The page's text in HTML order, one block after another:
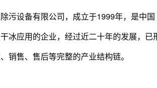
污设备有限公司，成立于1999年，是中国
冰应用的企业，经过近二十年的发展，已
销售、售后等完整的产业结构链。